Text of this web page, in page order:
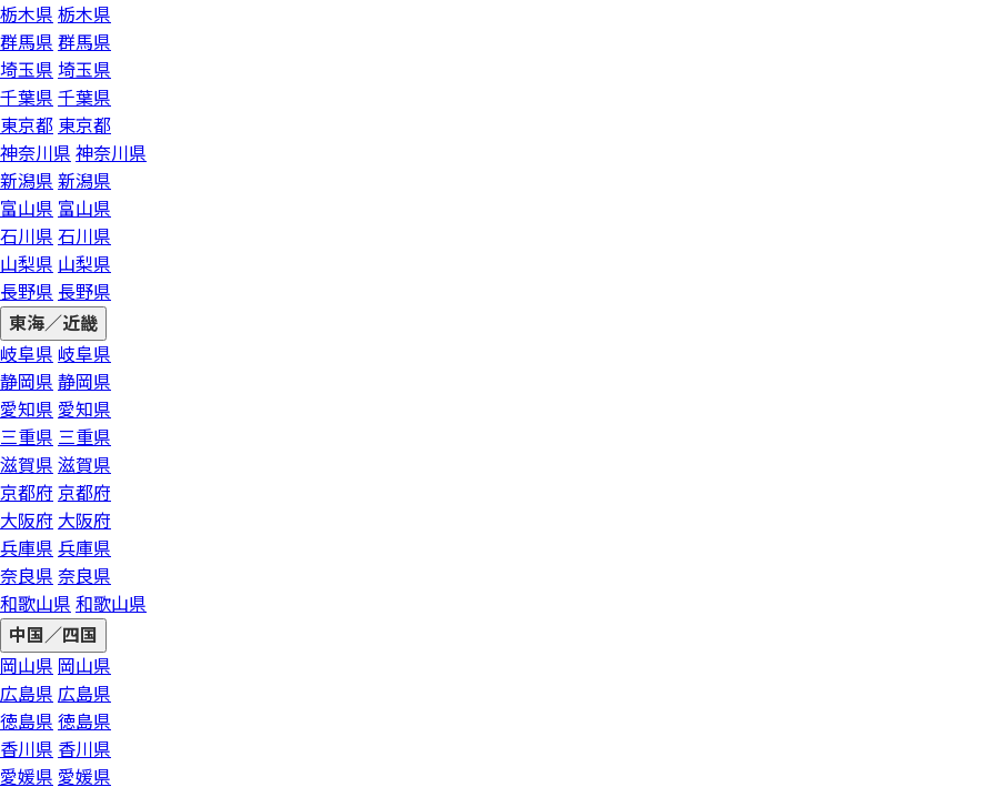
栃木県 栃木県
群馬県 群馬県
埼玉県 埼玉県
千葉県 千葉県
東京都 東京都
神奈川県 神奈川県
新潟県 新潟県
富山県 富山県
石川県 石川県
山梨県 山梨県
長野県 長野県
東海／近畿
岐阜県 岐阜県
静岡県 静岡県
愛知県 愛知県
三重県 三重県
滋賀県 滋賀県
京都府 京都府
大阪府 大阪府
兵庫県 兵庫県
奈良県 奈良県
和歌山県 和歌山県
中国／四国
岡山県 岡山県
広島県 広島県
徳島県 徳島県
香川県 香川県
愛媛県 愛媛県